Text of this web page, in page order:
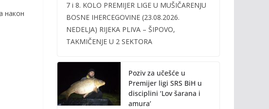
након
e
b
o
o
k
itt
er
ai
l
p
y
Li
k
7 i 8. KOLO PREMIJER LIGE U MUŠIČARENJU
BOSNE IHERCEGOVINE (23.08.2026.
NEDELJA) RIJEKA PLIVA – ŠIPOVO,
TAKMIČENJE U 2 SEKTORA
Poziv za učešće u
Premijer ligi SRS BiH u
disciplini ‘Lov šarana i
amura’